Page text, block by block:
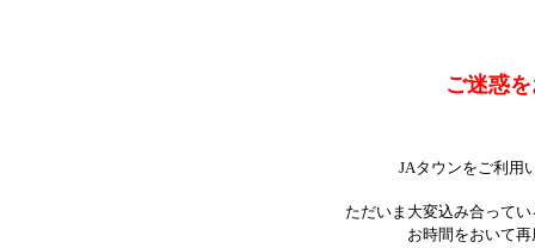
ご迷惑
JAタウンをご利用
ただいま大変込み合って
お時間をおいて